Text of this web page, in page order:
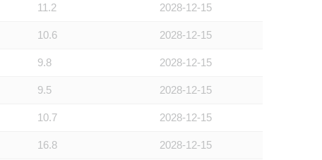
11.2 2028-12-15
10.6 2028-12-15
9.8 2028-12-15
9.5 2028-12-15
10.7 2028-12-15
16.8 2028-12-15